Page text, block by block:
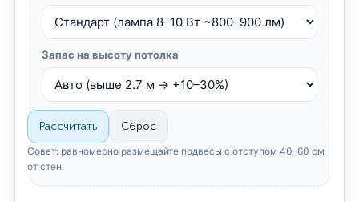
Запас на высоту потолка
Рассчитать Сброс
Совет: равномерно размещайте подвесы с отступом 40–60 см
от стен.